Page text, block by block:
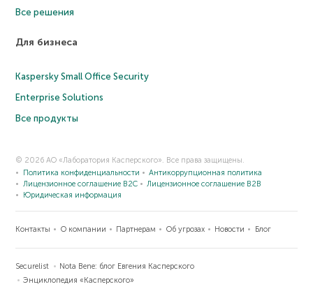
Все решения
Для бизнеса
Kaspersky Small Office Security
Enterprise Solutions
Все продукты
© 2026 АО «Лаборатория Касперского». Все права защищены.
Политика конфиденциальности
Антикоррупционная политика
Лицензионное соглашение B2C
Лицензионное соглашение B2B
Юридическая информация
Контакты О компании Партнерам Об угрозах Новости Блог
Securelist
Nota Bene: блог Евгения Касперского
Энциклопедия «Касперского»